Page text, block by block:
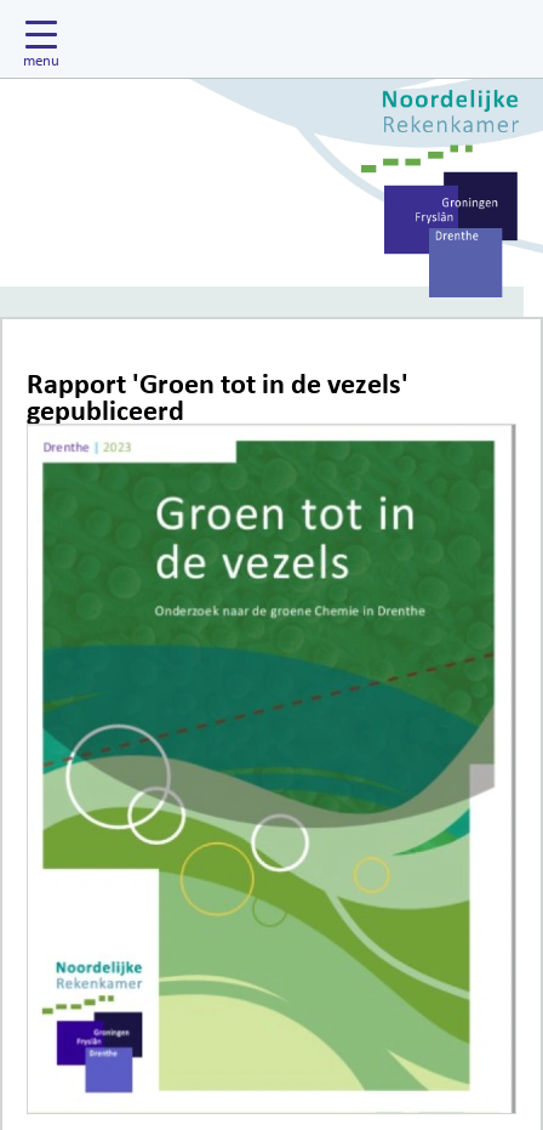
Rapport 'Groen tot in de vezels'
gepubliceerd